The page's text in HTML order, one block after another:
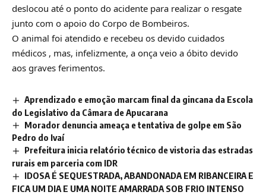
deslocou até o ponto do acidente para realizar o resgate
junto com o apoio do Corpo de Bombeiros.
O animal foi atendido e recebeu os devido cuidados
médicos , mas, infelizmente, a onça veio a óbito devido
aos graves ferimentos.
Aprendizado e emoção marcam final da gincana da Escola
do Legislativo da Câmara de Apucarana
Morador denuncia ameaça e tentativa de golpe em São
Pedro do Ivaí
Prefeitura inicia relatório técnico de vistoria das estradas
rurais em parceria com IDR
IDOSA É SEQUESTRADA, ABANDONADA EM RIBANCEIRA E
FICA UM DIA E UMA NOITE AMARRADA SOB FRIO INTENSO